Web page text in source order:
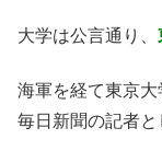
大学は公言通り、
海軍を経て東京大
毎日新聞の記者と